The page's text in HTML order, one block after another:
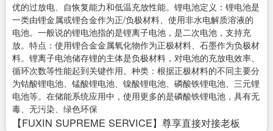
优的过放电、自恢复能力和低温充放性能。锂电池定义：锂电池是
一类由锂金属或锂合金作为正/负极材料、使用非水电解质溶液的
电池。一般说的锂电池指的是锂离子电池，是二次电池，支持充
放。特点：使用锂合金金属氧化物作为正极材料、石墨作为负极材
料。锂离子电池储存锂的主体是负极材料，对电池的充放电效率、
循环次数等性能起到关键作用。种类：根据正极材料的不同主要分
为钴酸锂电池、锰酸锂电池、镍酸锂电池、磷酸铁锂电池、三元锂
电池等。在储能系统应用中，使用更多的是磷酸铁锂电池，具有无
毒、无污染、绿色环保
【FUXIN SUPREME SERVICE】尊享直接对接老板